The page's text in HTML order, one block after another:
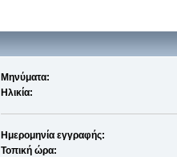
Μηνύματα:
Ηλικία:
Ημερομηνία εγγραφής:
Τοπική ώρα: